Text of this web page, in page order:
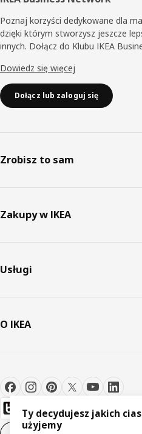
Poznaj korzyści dedykowane dla
dzięki którym stworzysz jeszcze
innych. Dołącz do Klubu IKEA
Dowiedz się więcej
Dołącz lub zaloguj się
Zrobisz to sam
Zakupy w IKEA
Usługi
O IKEA
Ty decydujesz jakich
użyjemy